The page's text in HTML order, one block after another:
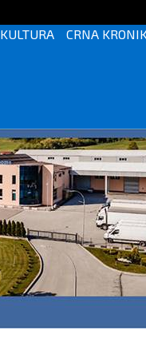
KULTURA CRNA